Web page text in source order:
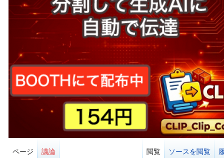
ページ 議論 閲覧 ソースを閲覧